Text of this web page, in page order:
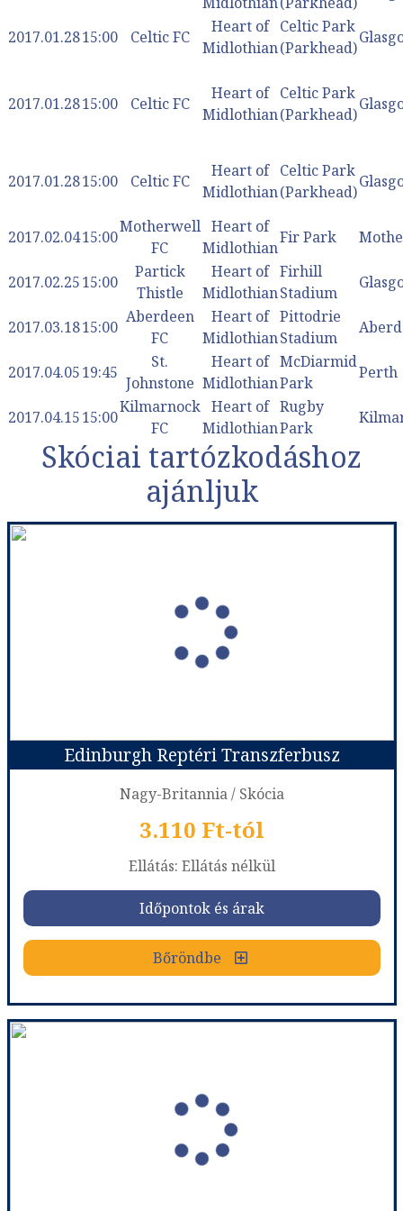
2017.01.2815:00 Celtic FC
Heart of
Midlothian
Celtic Park
(Parkhead)
2017.01.2815:00 Celtic FC
Heart of
Midlothian
Celtic Park
(Parkhead)
2017.01.2815:00 Celtic FC
Heart of
Midlothian
Celtic Park
(Parkhead)
2017.02.0415:00
Motherwell
FC
Heart of
Midlothian
Fir Park
2017.02.2515:00
Partick
Thistle
Heart of
Midlothian
Firhill
Stadium
2017.03.1815:00
Aberdeen
FC
Heart of
Midlothian
Pittodrie
Stadium
2017.04.0519:45
St.
Johnstone
Heart of
Midlothian
McDiarmid
Park
Perth
2017.04.1515:00
Kilmarnock
FC
Heart of
Midlothian
Rugby
Park
Skóciai tartózkodáshoz
ajánljuk
Edinburgh Reptéri Transzferbusz
Nagy-Britannia / Skócia
3.110 Ft-tól
Ellátás: Ellátás nélkül
Időpontok és árak
Bőröndbe
Edinburgh Reptéri Transzferbusz
Nagy-Britannia
Város:Edinburgh
Utazás módja: Szolgáltatás
Ellátás nélkül
Szálláskategória:
Belépőjegyár